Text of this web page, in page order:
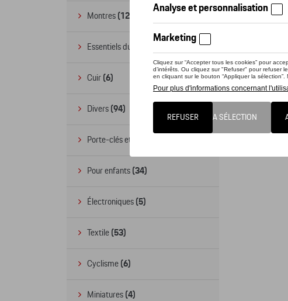
Montres (12)
Essentiels du bureau
Cuir (6)
Divers (94)
Porte-clés et cordons
Pour enfants (34)
Électroniques (5)
Textile (53)
Cyclisme (6)
Miniatures (4)